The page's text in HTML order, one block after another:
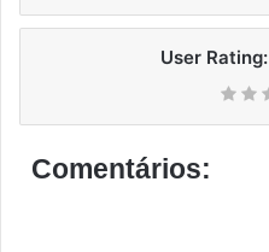
User Rating:
Comentários: